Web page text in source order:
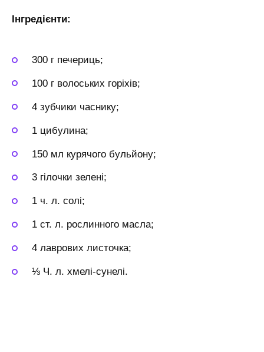
Інгредієнти:
300 г печериць;
100 г волоських горіхів;
4 зубчики часнику;
1 цибулина;
150 мл курячого бульйону;
3 гілочки зелені;
1 ч. л. солі;
1 ст. л. рослинного масла;
4 лаврових листочка;
⅓ Ч. л. хмелі-сунелі.